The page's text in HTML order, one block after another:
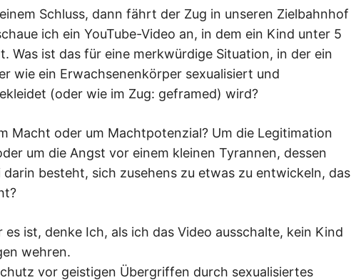
Schluss, dann fährt der Zug in unseren Zielbahnhof
ich ein YouTube-Video an, in dem ein Kind unter 5
Was ist das für eine merkwürdige Situation, in der ein
wie ein Erwachsenenkörper sexualisiert und
(oder wie im Zug: geframed) wird?
Macht oder um Machtpotenzial? Um die Legitimation
um die Angst vor einem kleinen Tyrannen, dessen
besteht, sich zusehens zu etwas zu entwickeln, das
es ist, denke Ich, als ich das Video ausschalte, kein Kind
wehren.
vor geistigen Übergriffen durch sexualisiertes